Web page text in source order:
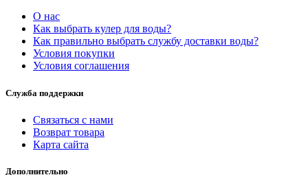
О нас
Как выбрать кулер для воды?
Как правильно выбрать службу доставки воды?
Условия покупки
Условия соглашения
Служба поддержки
Связаться с нами
Возврат товара
Карта сайта
Дополнительно